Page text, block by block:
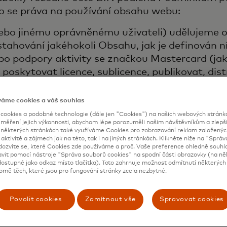
práva na používání obsahu webu:
jinému oprávněnému uživateli) udělujeme
jakéhokoli Obsahu, jak je definován
podpory aktivity se značkou Mastercard
poskytovat licence, sublicence, publikovat,
ani vytvářet jakákoli odvozená díla z
těchto Stránek Mastercard nebo je
Stránky Mastercard nebo jakýkoli server či
podporuje, způsobit jim újmu nebo jiným
v jejich používání nebo využívání.
odkaz na Stránky Mastercard nebo
nebo její produkty či služby
nebo podporu vaší stránky,
cookies a váš souhlas
cookies a podobné technologie (dále jen "Cookies") na našich webových
jejich výkonnosti, abychom lépe porozuměli našim návštěvníkům a
stránkách také využíváme Cookies pro zobrazování reklam
aktivitě a zájmech jak na této, tak i na jiných stránkách. Klikněte níže na
se, které Cookies zde používáme a proč. Vaše preference ohledně
pomocí nástroje "Správa souborů cookies" na spodní části obrazovky (na
jako odkaz místo tlačítka). Toto zahrnuje možnost odmítnutí některých
těch, které jsou pro fungování stránky zcela nezbytné.
Povolit cookies Zamítnout vše Spravovat cookies